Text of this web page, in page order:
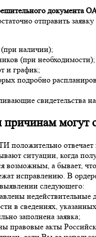
документа
отправить
(при наличии);
(при необходимости);
и график;
подробно
свидетельства на
могут
положительно
ситуации, когда
возможным, а бывает,
исправлению. В
следующего:
недействительные
в сведениях,
заполнена заявка;
правовые акты